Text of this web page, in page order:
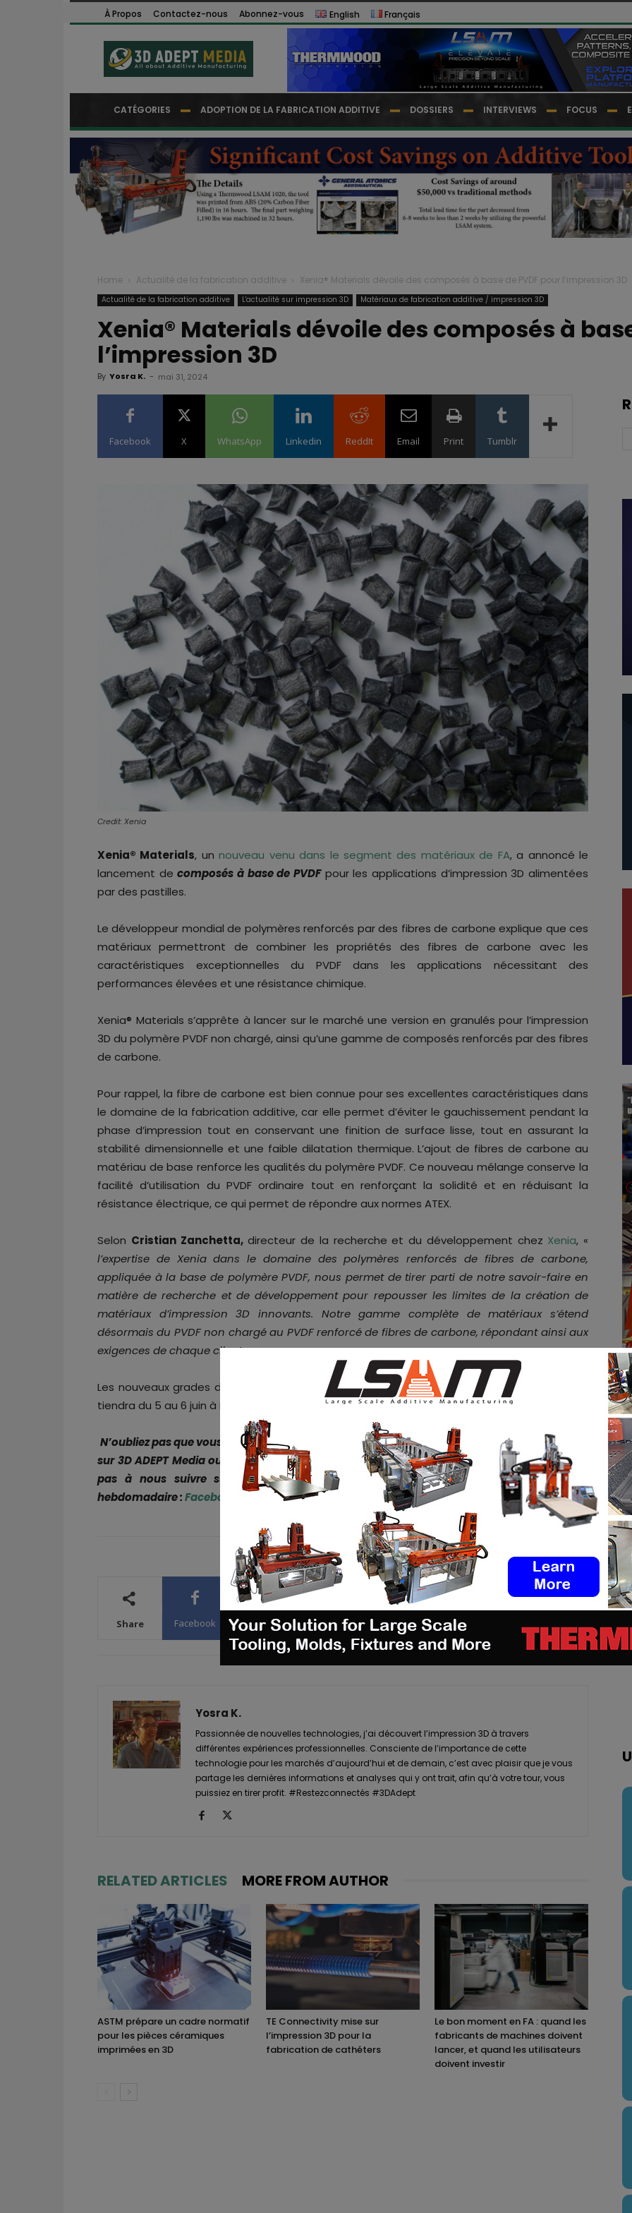
À Propos Contactez-nous Abonnez-vous English Français
CATÉGORIES ADOPTION DE LA FABRICATION ADDITIVE DOSSIERS INTERVIEWS FOCUS
Home Actualité de la fabrication additive Xenia® Materials dévoile des composés à base de PVDF pour l’impression 3D
Actualité de la fabrication additive L'actualité sur impression 3D Matériaux de fabrication additive / impression 3D
Xenia® Materials dévoile des composés à
l’impression 3D
By Yosra K. - mai 31, 2024
Facebook X WhatsApp Linkedin ReddIt Email Print Tumblr
Credit: Xenia
Xenia® Materials, unnouveau venu dans le segment des matériaux de FA, a annoncé le
lancement decomposés à base de PVDFpour les applications d’impression 3D alimentées
par des pastilles.
Le développeur mondial de polymères renforcés par des fibres de carbone explique que ces
matériaux permettront de combiner les propriétés des fibres de carbone avec les
caractéristiques exceptionnelles du PVDF dans les applications nécessitant des
performances élevées et une résistance chimique.
Xenia® Materials s’apprête à lancer sur le marché une version en granulés pour l’impression
3D du polymère PVDF non chargé, ainsi qu’une gamme de composés renforcés par des fibres
de carbone.
Pour rappel, la fibre de carbone est bien connue pour ses excellentes caractéristiques dans
le domaine de la fabrication additive, car elle permet d’éviter le gauchissement pendant la
phase d’impression tout en conservant une finition de surface lisse, tout en assurant la
stabilité dimensionnelle et une faible dilatation thermique. L’ajout de fibres de carbone au
matériau de base renforce les qualités du polymère PVDF. Ce nouveau mélange conserve la
facilité d’utilisation du PVDF ordinaire tout en renforçant la solidité et en réduisant la
résistance électrique, ce qui permet de répondre aux normes ATEX.
Selon Cristian Zanchetta,directeur de la recherche et du développement chez Xenia, «
l’expertise de Xenia dans le domaine des polymères renforcés de fibres de carbone,
appliquée à la base de polymère PVDF, nous permet de tirer parti de notre savoir-faire en
matière de recherche et de développement pour repousser les limites de la création de
matériaux d’impression 3D innovants. Notre gamme complète de matériaux s’étend
désormais du PVDF non chargé au PVDF renforcé de fibres de carbone, répondant ainsi aux
exigences de chaque client. »
Les nouveaux grades de Xenia® Materials seront présentés au salon TCT3Sixty 2024
tiendra du 5 au 6 juin à Birmingham.
N’oubliez pas que vous pouvezposter gratuitementles offres d’emploi de l’industrie de la FA
sur 3D ADEPT Media ou
rechercher un emploi
via notre tableau d’offres d’emploi. N’hésitez
pas à nous suivre sur nos réseaux sociaux et à vous inscrire à notre newsletter
hebdomadaire :Facebook Twitter,LinkedIn Instagram!
Share Facebook X WhatsApp Linkedin ReddIt Email
Yosra K.
Passionnée de nouvelles technologies, j’ai découvert l’impression 3D à travers
différentes expériences professionnelles. Consciente de l’importance de cette
technologie pour les marchés d’aujourd’hui et de demain, c’est avec plaisir que je vous
partage les dernières informations et analyses qui y ont trait, afin qu’à votre tour, vous
puissiez en tirer profit. #Restezconnectés #3DAdept
RELATED ARTICLES MORE FROM AUTHOR
ASTM prépare un cadre normatif
pour les pièces céramiques
imprimées en 3D
TE Connectivity mise sur
l’impression 3D pour la
fabrication de cathéters
Le bon moment en FA : quand les
fabricants de machines doivent
lancer, et quand les utilisateurs
doivent investir